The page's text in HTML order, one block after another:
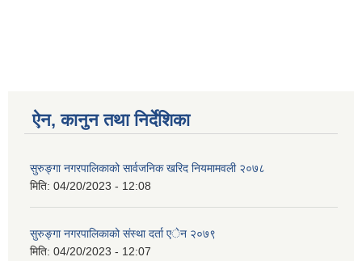
ऐन, कानुन तथा निर्देशिका
सुरुङ्गा नगरपालिकाको सार्वजनिक खरिद नियमामवली २०७८
मिति: 04/20/2023 - 12:08
सुरुङ्गा नगरपालिकाको संस्था दर्ता एेन २०७९
मिति: 04/20/2023 - 12:07